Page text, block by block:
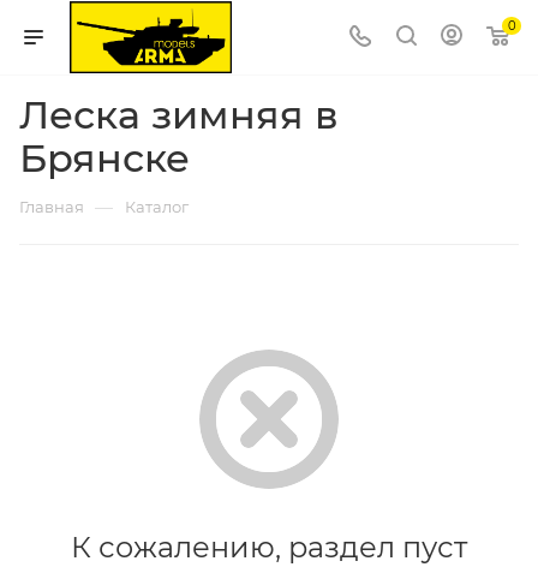
0
Леска зимняя в
Брянске
Главная — Каталог
К сожалению, раздел пуст